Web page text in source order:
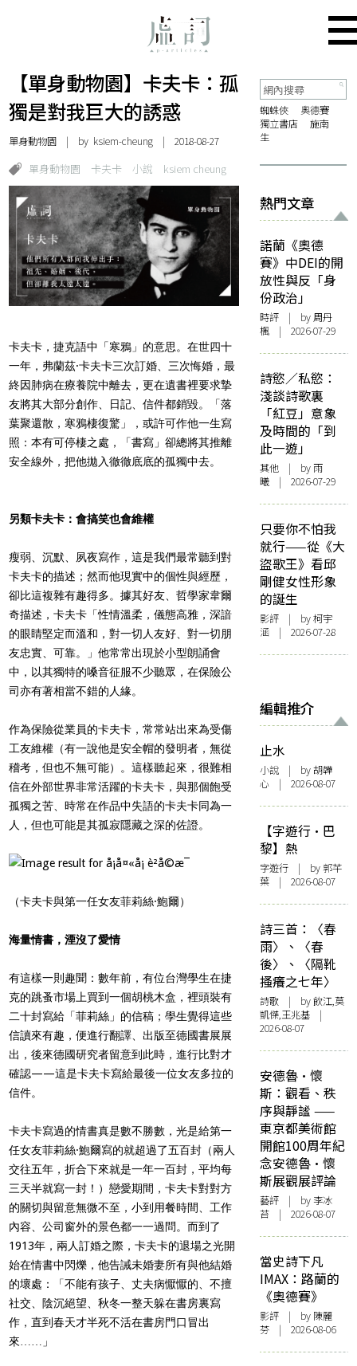
【單身動物園】卡夫卡：孤
獨是對我巨大的誘惑
單身動物園 | by ksiem-cheung | 2018-08-27
單身動物園 卡夫卡 小說 ksiem cheung
卡夫卡，捷克語中「寒鴉」的意思。在世四十
一年，弗蘭茲·卡夫卡三次訂婚、三次悔婚，最
終因肺病在療養院中離去，更在遺書裡要求摯
友將其大部分創作、日記、信件都銷毀。「落
葉聚還散，寒鴉棲復驚」，或許可作他一生寫
照：本有可停棲之處，「書寫」卻總將其推離
安全線外，把他拋入徹徹底底的孤獨中去。
另類卡夫卡：會搞笑也會維權
瘦弱、沉默、夙夜寫作，這是我們最常聽到對
卡夫卡的描述；然而他現實中的個性與經歷，
卻比這複雜有趣得多。據其好友、哲學家韋爾
奇描述，卡夫卡「性情溫柔，儀態高雅，深諳
的眼睛堅定而溫和，對一切人友好、對一切朋
友忠實、可靠。」他常常出現於小型朗誦會
中，以其獨特的嗓音征服不少聽眾，在保險公
司亦有著相當不錯的人緣。
作為保險從業員的卡夫卡，常常站出來為受傷
工友維權（有一說他是安全帽的發明者，無從
稽考，但也不無可能）。這樣聽起來，很難相
信在外部世界非常活躍的卡夫卡，與那個飽受
孤獨之苦、時常在作品中失語的卡夫卡同為一
人，但也可能是其孤寂隱藏之深的佐證。
（卡夫卡與第一任女友菲莉絲·鮑爾）
海量情書，湮沒了愛情
有這樣一則趣聞：數年前，有位台灣學生在捷
克的跳蚤市場上買到一個胡桃木盒，裡頭裝有
二十封寫給「菲莉絲」的信稿；學生覺得這些
信讀來有趣，便進行翻譯、出版至德國書展展
出，後來德國研究者留意到此時，進行比對才
確認——這是卡夫卡寫給最後一位女友多拉的
信件。
卡夫卡寫過的情書真是數不勝數，光是給第一
任女友菲莉絲·鮑爾寫的就超過了五百封（兩人
交往五年，折合下來就是一年一百封，平均每
三天半就寫一封！）戀愛期間，卡夫卡對對方
的關切與留意無微不至，小到用餐時間、工作
內容、公司窗外的景色都一一過問。而到了
1913年，兩人訂婚之際，卡夫卡的退場之光開
始在情書中閃爍，他告誡未婚妻所有與他結婚
的壞處：「不能有孩子、丈夫病懨懨的、不擅
社交、陰沉絕望、秋冬一整天躲在書房裏寫
作，直到春天才半死不活在書房門口冒出
來……」
蜘蛛俠
奧德賽
獨立書店
施南
生
熱門文章
諾蘭《奧德
賽》中DEI的開
放性與反「身
份政治」
時評 | by周丹
楓 | 2026-07-29
詩慾／私慾：
淺談詩歌裏
「紅豆」意象
及時間的「到
此一遊」
其他 | by 雨
曦 | 2026-07-29
只要你不怕我
就行——從《大
盜歌王》看邱
剛健女性形象
的誕生
影評 | by 柯宇
涵 | 2026-07-28
編輯推介
止水
小說 | by 胡韡
心 | 2026-08-07
【字遊行·巴
黎】熱
字遊行 | by 郭芊
葉 | 2026-08-07
詩三首：〈春
雨〉、〈春
後〉、〈隔靴
搔癢之七年〉
詩歌 | by 飲江,莫
凱傑,王兆基 |
2026-08-07
安德魯·懷
斯：觀看、秩
序與靜謐 ——
東京都美術館
開館100周年紀
念安德魯·懷
斯展觀展評論
藝評 | by 李冰
苔 | 2026-08-07
當史詩下凡
IMAX：路蘭的
《奧德賽》
影評 | by 陳麗
芬 | 2026-08-06